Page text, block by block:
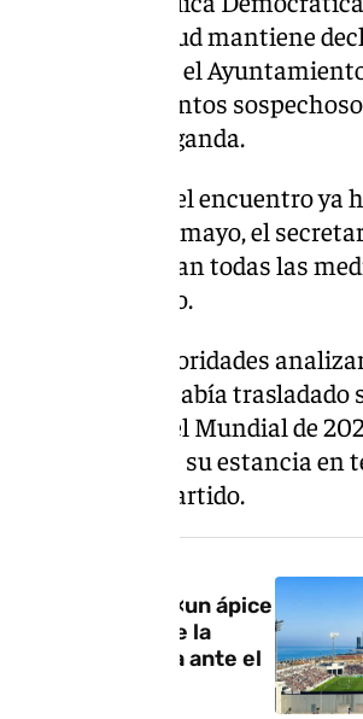
de la Salud mantiene
trasladados por el
200 fallecimientos
en la vecina Uganda.
la celebración del encuentro
El pasado 22 de mayo, el
que se adoptarían todas las
del evento.
las autoridades
congoleña, que había
clasificatoria del Mundial de
durante su estancia
la fecha del partido.
que no habrá «un ápice
en el partido de la
en La Línea ante el